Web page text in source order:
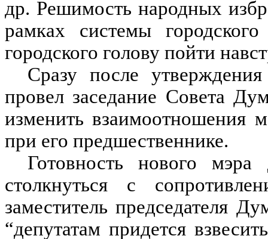
др. Решимость народных
рамках системы
городского голову пойти
Сразу после
провел заседание Совета
изменить взаимоотношения
при его предшественнике.
Готовность нового
столкнуться с
заместитель председателя
“депутатам придется